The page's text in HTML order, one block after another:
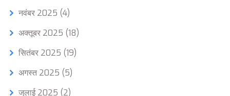
नवंबर 2025 (4)
अक्तूबर 2025 (18)
सितंबर 2025 (19)
अगस्त 2025 (5)
जुलाई 2025 (2)